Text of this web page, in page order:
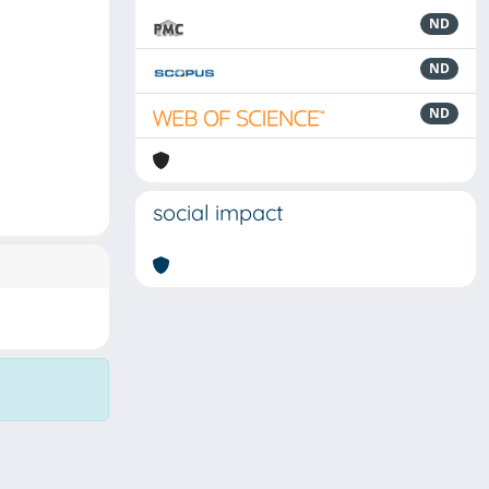
ND
ND
ND
social impact